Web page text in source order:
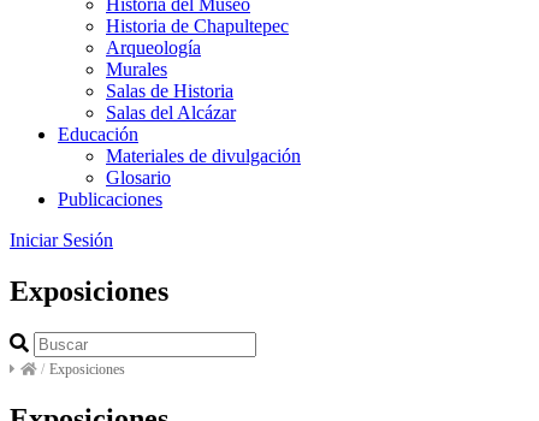
Historia del Museo
Historia de Chapultepec
Arqueología
Murales
Salas de Historia
Salas del Alcázar
Educación
Materiales de divulgación
Glosario
Publicaciones
Iniciar Sesión
Exposiciones
/ Exposiciones